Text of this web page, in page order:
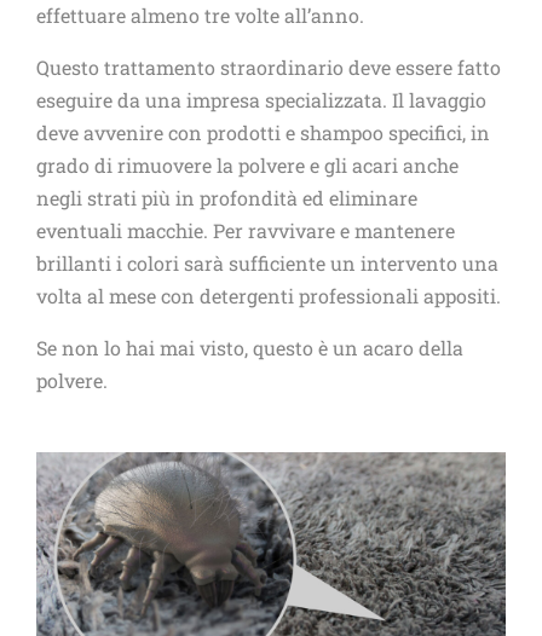
effettuare almeno tre volte all’anno.
Questo trattamento straordinario deve essere fatto
eseguire da una impresa specializzata. Il lavaggio
deve avvenire con prodotti e shampoo specifici, in
grado di rimuovere la polvere e gli acari anche
negli strati più in profondità ed eliminare
eventuali macchie. Per ravvivare e mantenere
brillanti i colori sarà sufficiente un intervento una
volta al mese con detergenti professionali appositi.
Se non lo hai mai visto, questo è un acaro della
polvere.